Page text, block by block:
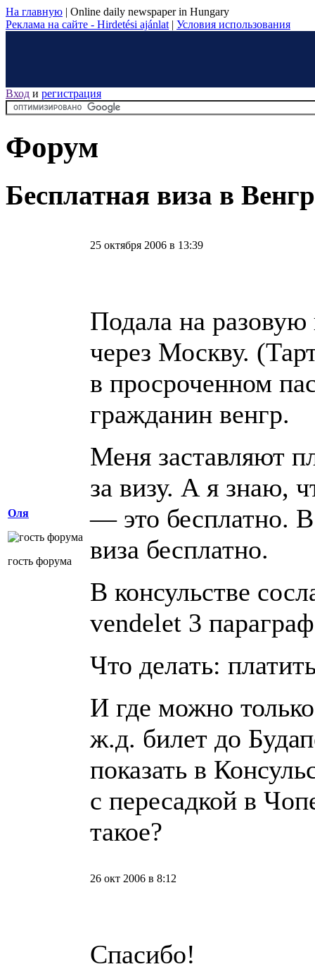
На главную | Online daily newspaper in Hungary
Реклама на сайте - Hirdetési ajánlat | Условия использования
Вход и регистрация
Форум
Бесплатная виза в
Оля
гость форума
25 октября 2006 в 13:39
Подала на
через Москву.
в просроченном
гражданин венгр.
Меня заставляют
за визу. А я знаю,
— это бесплатно.
виза бесплатно.
В консульстве
vendelet 3
Что делать:
И где можно
ж.д. билет до
показать в
с пересадкой в
такое?
26 окт 2006 в 8:12
Спасибо!